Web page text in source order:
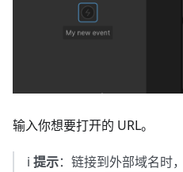
输入你想要打开的 URL。
ℹ️ 提示：链接到外部域名时